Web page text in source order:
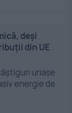
deși
din UE
uriașe
energie de